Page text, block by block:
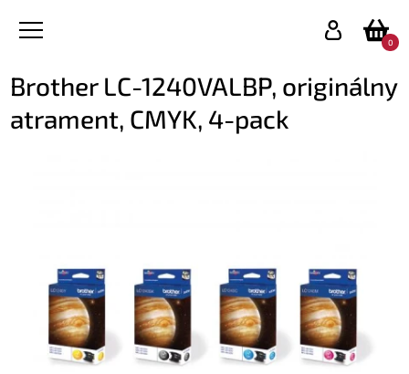
0
Brother LC-1240VALBP, originálny
atrament, CMYK, 4-pack